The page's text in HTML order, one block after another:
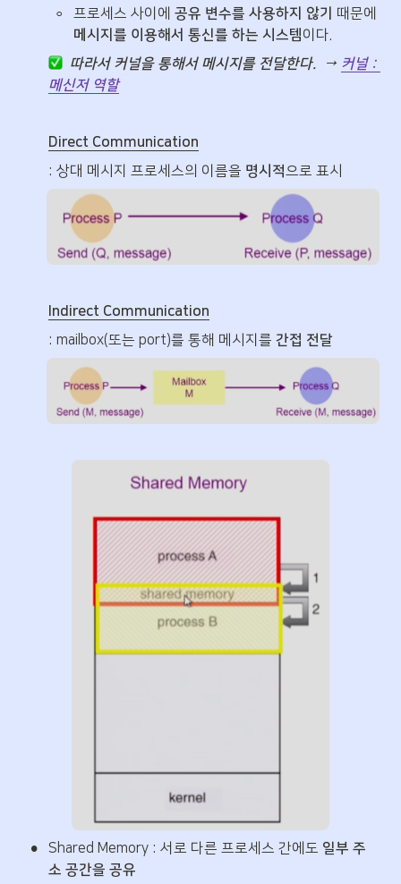
◦ 프로세스 사이에 공유 변수를 사용하지 않기
때문에
메시지를 이용해서 통신를 하는 시스템이다.
따라서 커널을 통해서 메시지를 전달한다.  → 커널 :
메신저 역할
Direct Communication
: 상대 메시지 프로세스의 이름을 명시적으로 표시
Indirect Communication
: mailbox(또는 port)를 통해 메시지를 간접 전달
• Shared Memory : 서로 다른 프로세스 간에도 일부 주
소 공간을 공유